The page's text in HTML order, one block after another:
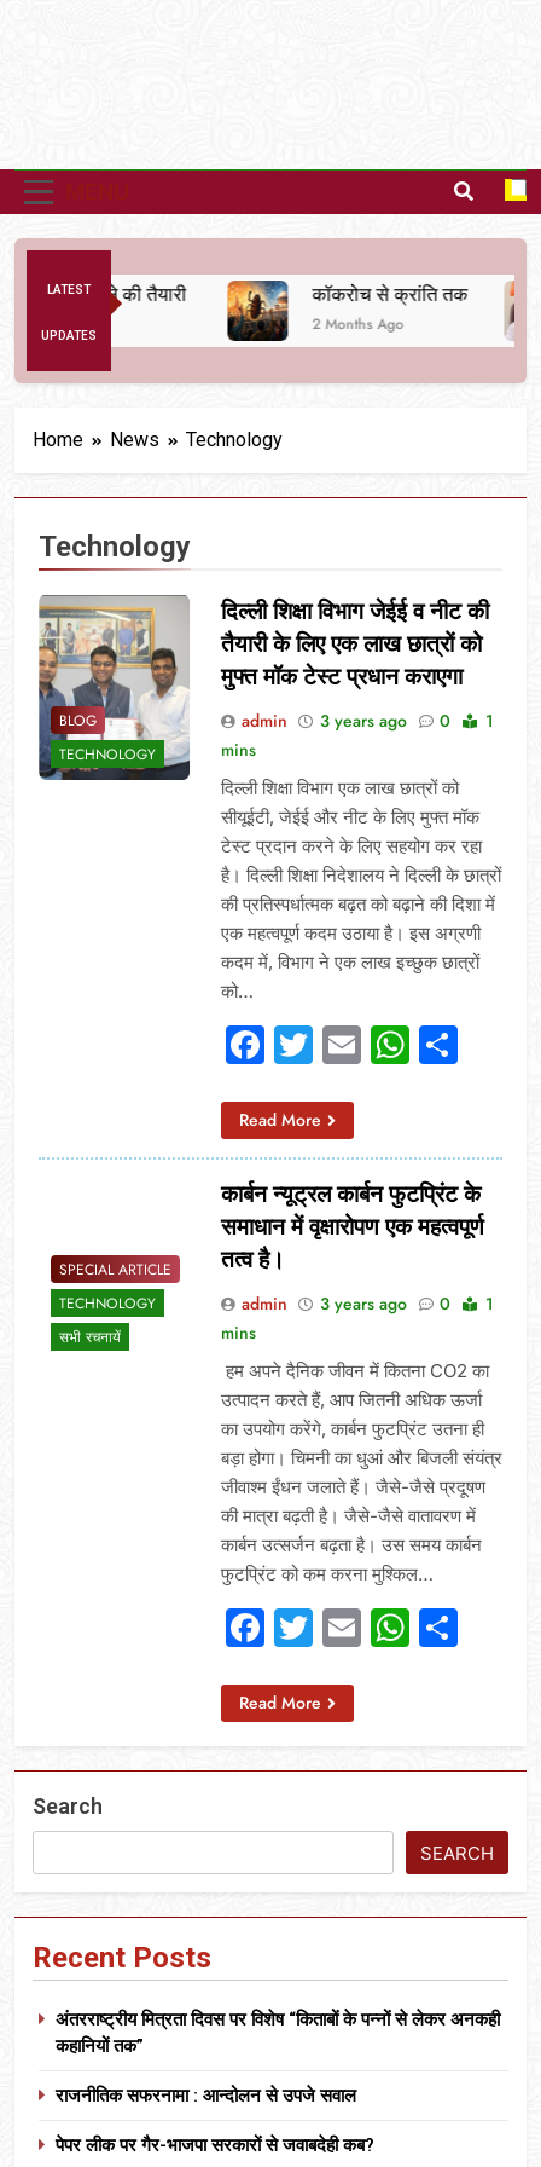
LATEST
UPDATES
बदलने की तैयारी कॉकरोच से क्रांति तक
2 Months Ago
Home News Technology
Technology
BLOG
TECHNOLOGY
दिल्ली शिक्षा विभाग जेईई व नीट की
तैयारी के लिए एक लाख छात्रों को
मुफ्त मॉक टेस्ट प्रधान कराएगा
admin 3 years ago 0
1
mins
दिल्ली शिक्षा विभाग एक लाख छात्रों को
सीयूईटी, जेईई और नीट के लिए मुफ्त मॉक
टेस्ट प्रदान करने के लिए सहयोग कर रहा
है। दिल्ली शिक्षा निदेशालय ने दिल्ली के छात्रों
की प्रतिस्पर्धात्मक बढ़त को बढ़ाने की दिशा में
एक महत्वपूर्ण कदम उठाया है। इस अग्रणी
कदम में, विभाग ने एक लाख इच्छुक छात्रों
को…
Facebook
Twitter
Email
Read More
SPECIAL ARTICLE
TECHNOLOGY
सभी रचनायें
कार्बन न्यूट्रल कार्बन फुटप्रिंट के
समाधान में वृक्षारोपण एक महत्वपूर्ण
तत्व है।
admin 3 years ago 0
1
mins
हम अपने दैनिक जीवन में कितना CO2 का
उत्पादन करते हैं, आप जितनी अधिक ऊर्जा
का उपयोग करेंगे, कार्बन फुटप्रिंट उतना ही
बड़ा होगा। चिमनी का धुआं और बिजली संयंत्र
जीवाश्म ईंधन जलाते हैं। जैसे-जैसे प्रदूषण
की मात्रा बढ़ती है। जैसे-जैसे वातावरण में
कार्बन उत्सर्जन बढ़ता है। उस समय कार्बन
फुटप्रिंट को कम करना मुश्किल…
Facebook
Twitter
Email
Read More
Search
SEARCH
Recent Posts
अंतरराष्ट्रीय मित्रता दिवस पर विशेष “किताबों के पन्नों से लेकर अनकही
कहानियों तक”
राजनीतिक सफरनामा : आन्दोलन से उपजे सवाल
पेपर लीक पर गैर-भाजपा सरकारों से जवाबदेही कब?